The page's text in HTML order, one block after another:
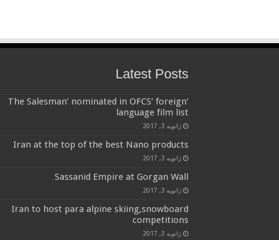
Latest Posts
‘The Salesman’ nominated in OFCS’ foreign
language film list
ژانویه 3, 2017
Iran at the top of the best Nano products
ژانویه 3, 2017
Sassanid Empire at Gorgan Wall
ژانویه 3, 2017
Iran to host para alpine skiing,snowboard
competitions
ژانویه 3, 2017